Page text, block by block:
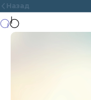
Назад